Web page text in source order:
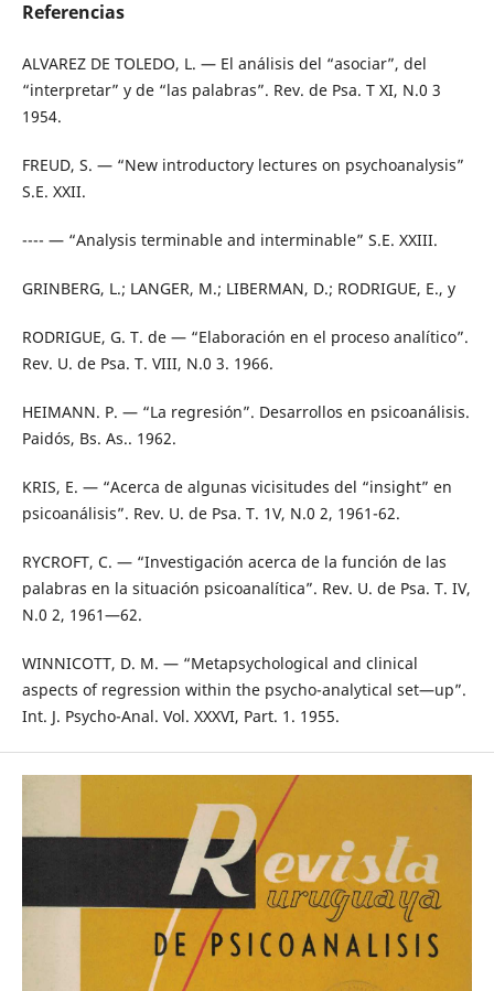
Referencias
ALVAREZ DE TOLEDO, L. — El análisis del “asociar”, del
“interpretar” y de “las palabras”. Rev. de Psa. T XI, N.0 3
1954.
FREUD, S. — “New introductory lectures on psychoanalysis”
S.E. XXII.
---- — “Analysis terminable and interminable” S.E. XXIII.
GRINBERG, L.; LANGER, M.; LIBERMAN, D.; RODRIGUE, E., y
RODRIGUE, G. T. de — “Elaboración en el proceso analítico”.
Rev. U. de Psa. T. VIII, N.0 3. 1966.
HEIMANN. P. — “La regresión”. Desarrollos en psicoanálisis.
Paidós, Bs. As.. 1962.
KRIS, E. — “Acerca de algunas vicisitudes del “insight” en
psicoanálisis”. Rev. U. de Psa. T. 1V, N.0 2, 1961-62.
RYCROFT, C. — “Investigación acerca de la función de las
palabras en la situación psicoanalítica”. Rev. U. de Psa. T. IV,
N.0 2, 1961—62.
WINNICOTT, D. M. — “Metapsychological and clinical
aspects of regression within the psycho-analytical set—up”.
Int. J. Psycho-Anal. Vol. XXXVI, Part. 1. 1955.